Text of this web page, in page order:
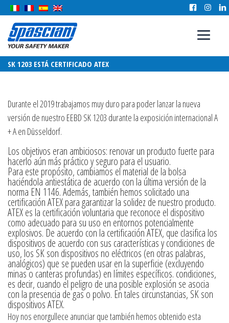
SK 1203 ESTÁ CERTIFICADO ATEX
Durante el 2019 trabajamos muy duro para poder lanzar la nueva
versión de nuestro EEBD SK 1203 durante la exposición internacional A
+ A en Düsseldorf.
Los objetivos eran ambiciosos: renovar un producto fuerte para
hacerlo aún más práctico y seguro para el usuario.
Para este propósito, cambiamos el material de la bolsa
haciéndola antiestática de acuerdo con la última versión de la
norma EN 1146. Además, también hemos solicitado una
certificación ATEX para garantizar la solidez de nuestro producto.
ATEX es la certificación voluntaria que reconoce el dispositivo
como adecuado para su uso en entornos potencialmente
explosivos. De acuerdo con la certificación ATEX, que clasifica los
dispositivos de acuerdo con sus características y condiciones de
uso, los SK son dispositivos no eléctricos (en otras palabras,
analógicos) que se pueden usar en la superficie (excluyendo
minas o canteras profundas) en límites específicos. condiciones,
es decir, cuando el peligro de una posible explosión se asocia
con la presencia de gas o polvo. En tales circunstancias, SK son
dispositivos ATEX.
Hoy nos enorgullece anunciar que también hemos obtenido esta